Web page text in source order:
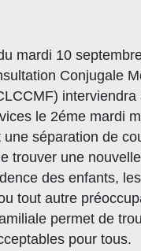
mardi 10
Conjugale
interviendra
le 2éme mardi
une séparation de
trouver une
des enfants,
tout autre
permet de
pour tous.